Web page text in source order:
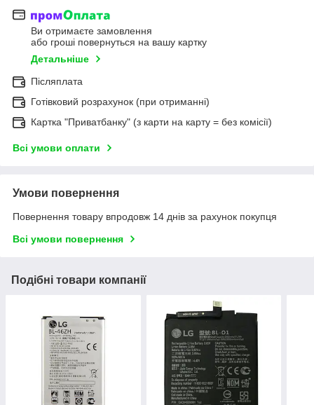
Ви отримаєте замовлення
або гроші повернуться на вашу картку
Детальніше
Післяплата
Готівковий розрахунок (при отриманні)
Картка "Приватбанку" (з карти на карту = без комісії)
Всі умови оплати
Умови повернення
Повернення товару впродовж 14 днів за рахунок покупця
Всі умови повернення
Подібні товари компанії